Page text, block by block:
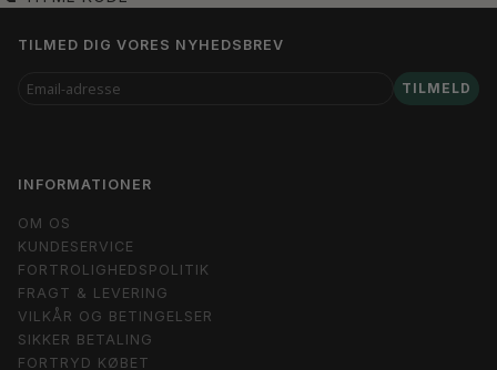
TILMED DIG VORES NYHEDSBREV
EMAIL-
ADRESSE
TILMELD
INFORMATIONER
OM OS
KUNDESERVICE
FORTROLIGHEDSPOLITIK
FRAGT & LEVERING
VILKÅR OG BETINGELSER
SIKKER BETALING
FORTRYD KØBET